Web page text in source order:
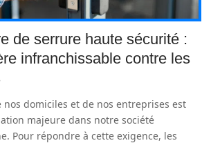
de serrure haute sécurité :
infranchissable contre les
nos domiciles et de nos entreprises est
majeure dans notre société
Pour répondre à cette exigence, les